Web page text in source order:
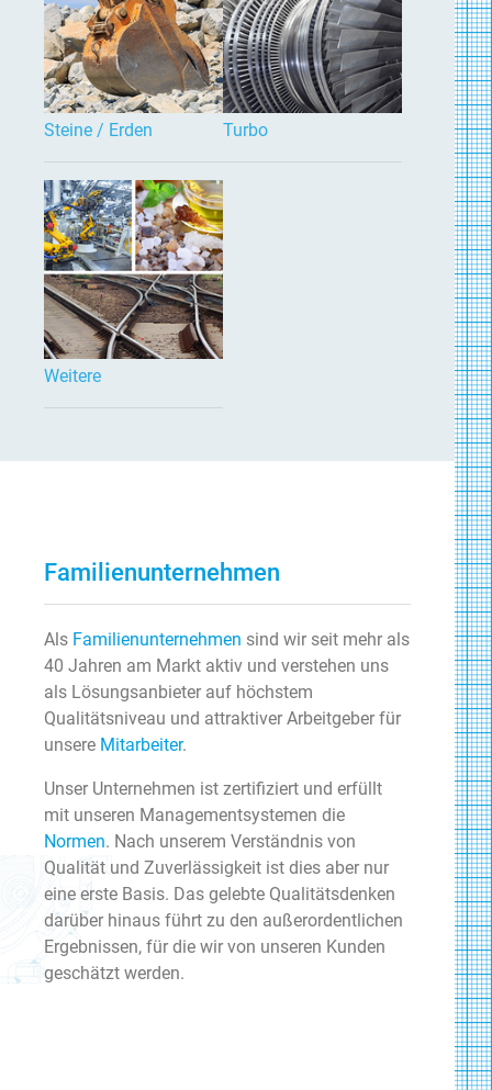
Steine / Erden Turbo
Weitere
Familienunternehmen
Als Familienunternehmen sind wir seit mehr als
40 Jahren am Markt aktiv und verstehen uns
als Lösungsanbieter auf höchstem
Qualitätsniveau und attraktiver Arbeitgeber für
unsere Mitarbeiter.
Unser Unternehmen ist zertifiziert und erfüllt
mit unseren Managementsystemen die
Normen. Nach unserem Verständnis von
Qualität und Zuverlässigkeit ist dies aber nur
eine erste Basis. Das gelebte Qualitätsdenken
darüber hinaus führt zu den außerordentlichen
Ergebnissen, für die wir von unseren Kunden
geschätzt werden.